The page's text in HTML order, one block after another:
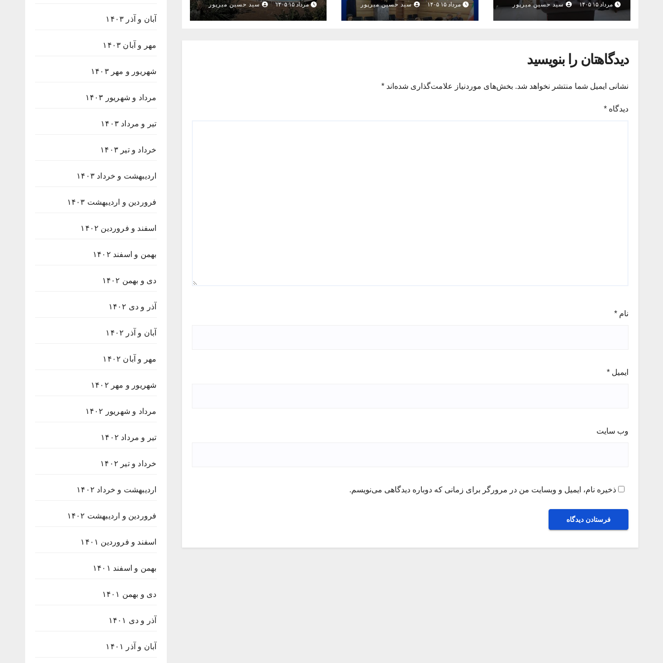
مرداد ۱۵ ۱۴۰۵ سید حسین میرپور
مشهد همزمان با دهه
پایانی ماه صفر
مرداد ۱۵ ۱۴۰۵ سید حسین میرپور مرداد ۱۵ ۱۴۰۵ سید حسین میرپور
دیدگاهتان را بنویسید
نشانی ایمیل شما منتشر نخواهد شد. بخش‌های موردنیاز علامت‌گذاری شده‌اند *
دیدگاه *
نام *
ایمیل *
وب‌ سایت
ذخیره نام، ایمیل و وبسایت من در مرورگر برای زمانی که دوباره دیدگاهی می‌نویسم.
آبان و آذر ۱۴۰۳
مهر و آبان ۱۴۰۳
شهریور و مهر ۱۴۰۳
مرداد و شهریور ۱۴۰۳
تیر و مرداد ۱۴۰۳
خرداد و تیر ۱۴۰۳
اردیبهشت و خرداد ۱۴۰۳
فروردین و اردیبهشت ۱۴۰۳
اسفند و فروردین ۱۴۰۲
بهمن و اسفند ۱۴۰۲
دی و بهمن ۱۴۰۲
آذر و دی ۱۴۰۲
آبان و آذر ۱۴۰۲
مهر و آبان ۱۴۰۲
شهریور و مهر ۱۴۰۲
مرداد و شهریور ۱۴۰۲
تیر و مرداد ۱۴۰۲
خرداد و تیر ۱۴۰۲
اردیبهشت و خرداد ۱۴۰۲
فروردین و اردیبهشت ۱۴۰۲
اسفند و فروردین ۱۴۰۱
بهمن و اسفند ۱۴۰۱
دی و بهمن ۱۴۰۱
آذر و دی ۱۴۰۱
آبان و آذر ۱۴۰۱